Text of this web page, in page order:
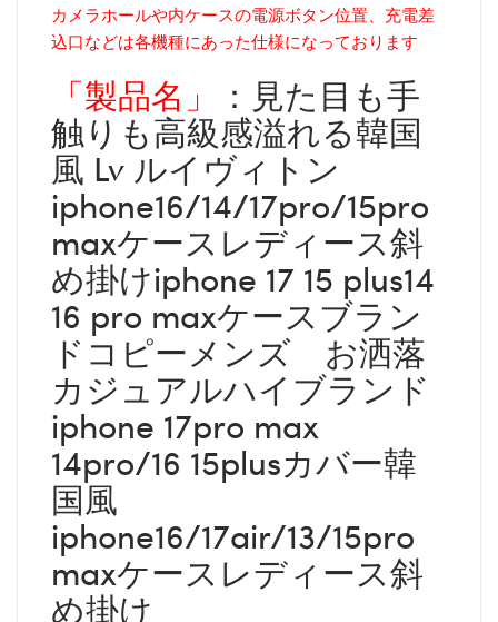
カメラホールや内ケースの電源ボタン位置、充電差
込口などは各機種にあった仕様になっております
「製品名」 ：見た目も手
触りも高級感溢れる韓国
風 Lv ルイヴィトン
iphone16/14/17pro/15pro
maxケースレディース斜
め掛けiphone 17 15 plus14
16 pro maxケースブラン
ドコピーメンズ お洒落
カジュアルハイブランド
iphone 17pro max
14pro/16 15plusカバー韓
国風
iphone16/17air/13/15pro
maxケースレディース斜
め掛け